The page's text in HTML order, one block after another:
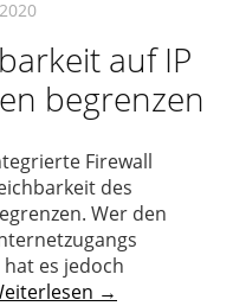
auf IP
begrenzen
Firewall
des
Wer den
es jedoch
→